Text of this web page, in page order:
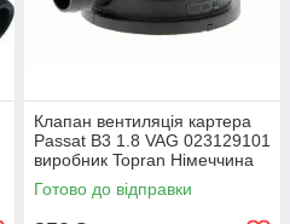
Клапан вентиляція картера
Passat B3 1.8 VAG 023129101
виробник Topran Німеччина
Готово до відправки